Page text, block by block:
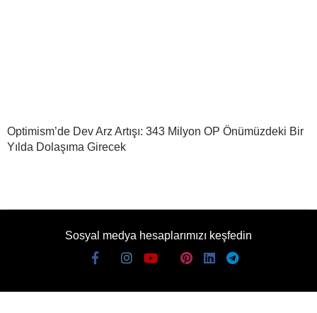
Optimism’de Dev Arz Artışı: 343 Milyon OP Önümüzdeki Bir
Yılda Dolaşıma Girecek
Sosyal medya hesaplarımızı keşfedin